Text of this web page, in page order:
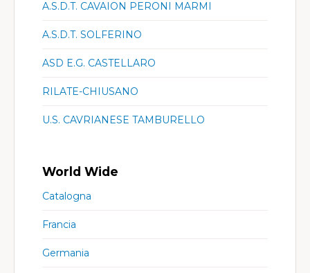
A.S.D.T. CAVAION PERONI MARMI
A.S.D.T. SOLFERINO
ASD E.G. CASTELLARO
RILATE-CHIUSANO
U.S. CAVRIANESE TAMBURELLO
World Wide
Catalogna
Francia
Germania